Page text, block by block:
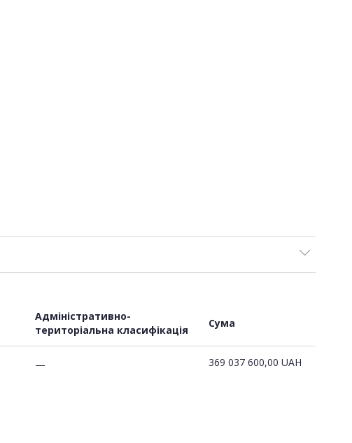
Адміністративно-
територіальна класифікація
Сума
— 369 037 600,00 UAH